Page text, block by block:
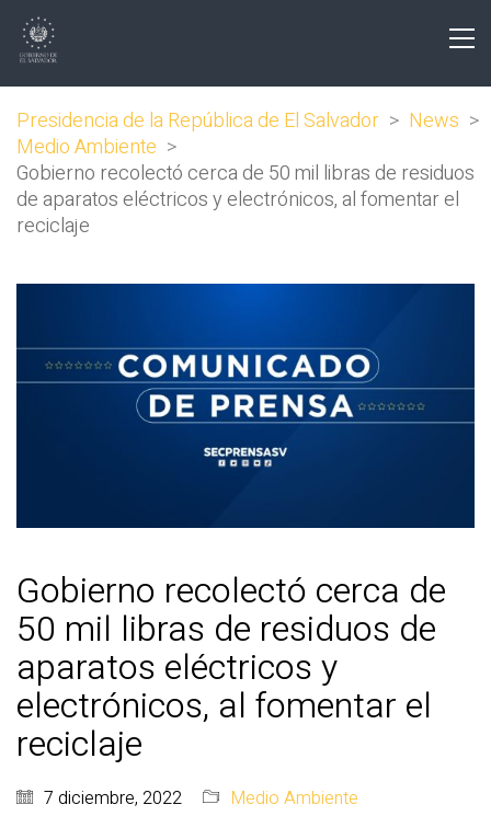
Presidencia de la República de El Salvador > News >
Medio Ambiente >
Gobierno recolectó cerca de 50 mil libras de residuos
de aparatos eléctricos y electrónicos, al fomentar el
reciclaje
Gobierno recolectó cerca de
50 mil libras de residuos de
aparatos eléctricos y
electrónicos, al fomentar el
reciclaje
7 diciembre, 2022 Medio Ambiente